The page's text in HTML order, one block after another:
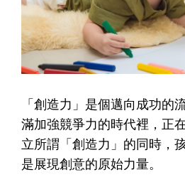
「創造力」是個邁向成功的
滿加強競爭力的時代裡，正
立所謂「創造力」的同時，
是展現創意的原始力量。